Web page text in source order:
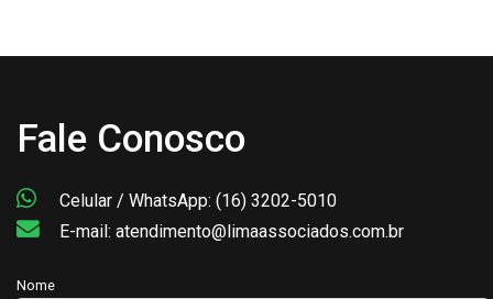
Fale Conosco
Celular / WhatsApp: (16) 3202-5010
E-mail: atendimento@limaassociados.com.br
Nome